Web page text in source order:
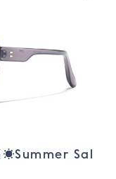
☀️Summer Sal